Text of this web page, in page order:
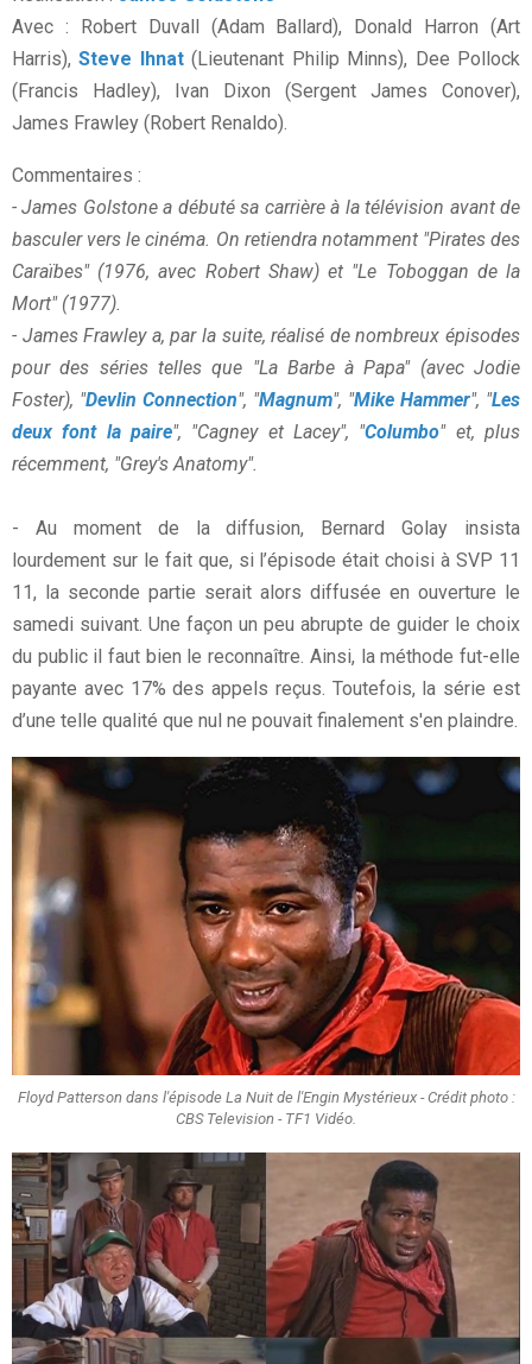
Avec : Robert Duvall (Adam Ballard), Donald Harron (Art
Harris),Steve Ihnat(Lieutenant Philip Minns), Dee Pollock
(Francis Hadley), Ivan Dixon (Sergent James Conover),
James Frawley (Robert Renaldo).
Commentaires :
- James Golstone a débuté sa carrière à la télévision avant de
basculer vers le cinéma. On retiendra notamment "Pirates des
Caraïbes" (1976, avec Robert Shaw) et "Le Toboggan de la
Mort" (1977).
- James Frawley a, par la suite, réalisé de nombreux épisodes
pour des séries telles que "La Barbe à Papa" (avec Jodie
Foster), "Devlin Connection", "Magnum", "Mike Hammer", "Les
deux font la paire", "Cagney et Lacey", "Columbo" et, plus
récemment, "Grey's Anatomy".
- Au moment de la diffusion, Bernard Golay insista
lourdement sur le fait que, si l’épisode était choisi à SVP 11
11, la seconde partie serait alors diffusée en ouverture le
samedi suivant. Une façon un peu abrupte de guider le choix
du public il faut bien le reconnaître. Ainsi, la méthode fut-elle
payante avec 17% des appels reçus. Toutefois, la série est
d’une telle qualité que nul ne pouvait finalement s'en plaindre.
Floyd Patterson dans l'épisode La Nuit de l'Engin Mystérieux - Crédit photo :
CBS Television - TF1 Vidéo.